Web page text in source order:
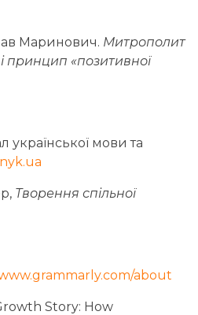
Маринович. Митрополит
«позитивної
української мови та
Творення спільної
about
Story: How